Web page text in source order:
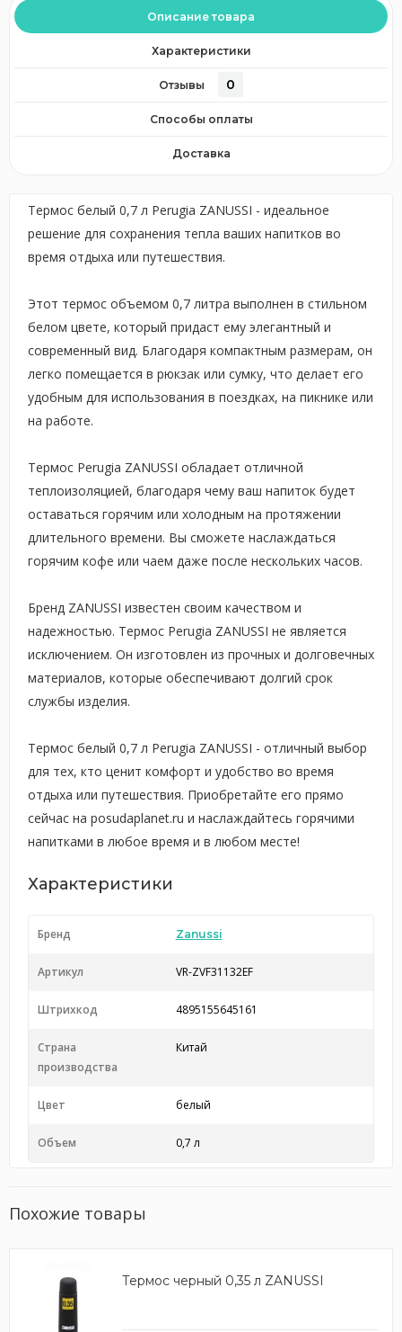
Описание товара
Характеристики
Отзывы 0
Способы оплаты
Доставка
Термос белый 0,7 л Perugia ZANUSSI - идеальное
решение для сохранения тепла ваших напитков во
время отдыха или путешествия.
Этот термос объемом 0,7 литра выполнен в стильном
белом цвете, который придаст ему элегантный и
современный вид. Благодаря компактным размерам, он
легко помещается в рюкзак или сумку, что делает его
удобным для использования в поездках, на пикнике или
на работе.
Термос Perugia ZANUSSI обладает отличной
теплоизоляцией, благодаря чему ваш напиток будет
оставаться горячим или холодным на протяжении
длительного времени. Вы сможете наслаждаться
горячим кофе или чаем даже после нескольких часов.
Бренд ZANUSSI известен своим качеством и
надежностью. Термос Perugia ZANUSSI не является
исключением. Он изготовлен из прочных и долговечных
материалов, которые обеспечивают долгий срок
службы изделия.
Термос белый 0,7 л Perugia ZANUSSI - отличный выбор
для тех, кто ценит комфорт и удобство во время
отдыха или путешествия. Приобретайте его прямо
сейчас на posudaplanet.ru и наслаждайтесь горячими
напитками в любое время и в любом месте!
Характеристики
Бренд Zanussi
Артикул VR-ZVF31132EF
Штрихкод 4895155645161
Страна
производства
Китай
Цвет белый
Объем 0,7 л
Похожие товары
Термос черный 0,35 л ZANUSSI